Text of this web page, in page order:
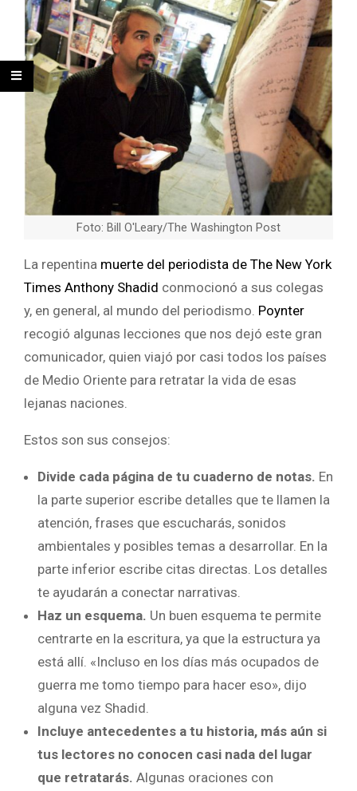
Foto: Bill O'Leary/The Washington Post
La repentina muerte del periodista de The New York
Times Anthony Shadid conmocionó a sus colegas
y, en general, al mundo del periodismo. Poynter
recogió algunas lecciones que nos dejó este gran
comunicador, quien viajó por casi todos los países
de Medio Oriente para retratar la vida de esas
lejanas naciones.
Estos son sus consejos:
Divide cada página de tu cuaderno de notas. En
la parte superior escribe detalles que te llamen la
atención, frases que escucharás, sonidos
ambientales y posibles temas a desarrollar. En la
parte inferior escribe citas directas. Los detalles
te ayudarán a conectar narrativas.
Haz un esquema. Un buen esquema te permite
centrarte en la escritura, ya que la estructura ya
está allí. «Incluso en los días más ocupados de
guerra me tomo tiempo para hacer eso», dijo
alguna vez Shadid.
Incluye antecedentes a tu historia, más aún si
tus lectores no conocen casi nada del lugar
que retratarás. Algunas oraciones con